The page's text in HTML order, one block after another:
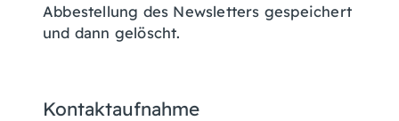
Abbestellung des Newsletters gespeichert
und dann gelöscht.
Kontaktaufnahme